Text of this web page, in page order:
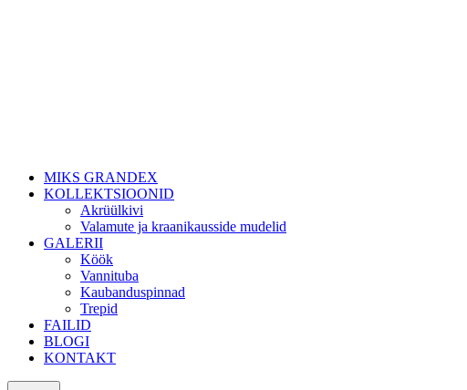
MIKS GRANDEX
KOLLEKTSIOONID
Akrüülkivi
Valamute ja kraanikausside mudelid
GALERII
Köök
Vannituba
Kaubanduspinnad
Trepid
FAILID
BLOGI
KONTAKT